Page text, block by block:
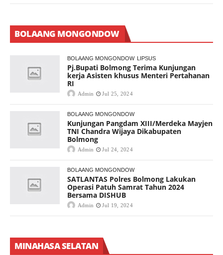
BOLAANG MONGONDOW
BOLAANG MONGONDOW LIPSUS
Pj.Bupati Bolmong Terima Kunjungan
kerja Asisten khusus Menteri Pertahanan
RI
Admin Jul 25, 2024
BOLAANG MONGONDOW
Kunjungan Pangdam XIII/Merdeka Mayjen
TNI Chandra Wijaya Dikabupaten
Bolmong
Admin Jul 24, 2024
BOLAANG MONGONDOW
SATLANTAS Polres Bolmong Lakukan
Operasi Patuh Samrat Tahun 2024
Bersama DISHUB
Admin Jul 19, 2024
MINAHASA SELATAN